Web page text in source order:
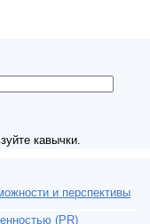
кавычки.
и перспективы
(PR)